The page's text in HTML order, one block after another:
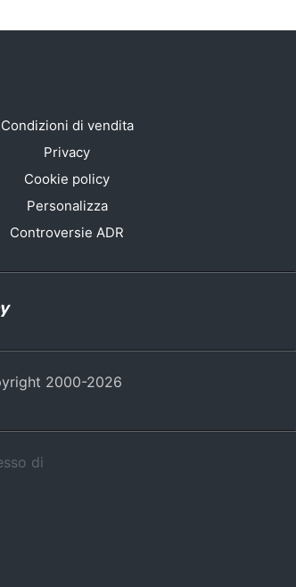
Condizioni di vendita
Privacy
Cookie policy
Personalizza
Controversie ADR
2000-2026
di